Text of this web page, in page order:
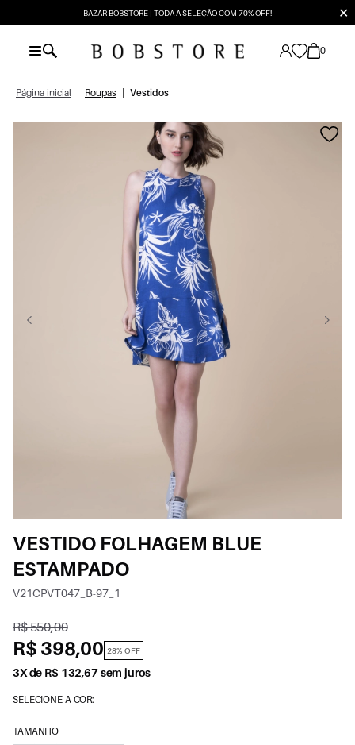
BAZAR BOBSTORE | TODA A SELEÇÃO COM 70% OFF! ✕
0
Página inicial Roupas Vestidos
VESTIDO FOLHAGEM BLUE
ESTAMPADO
V21CPVT047_B-97_1
R$ 550,00
R$ 398,00 28% OFF
3X de R$ 132,67 sem juros
SELECIONE A COR:
TAMANHO